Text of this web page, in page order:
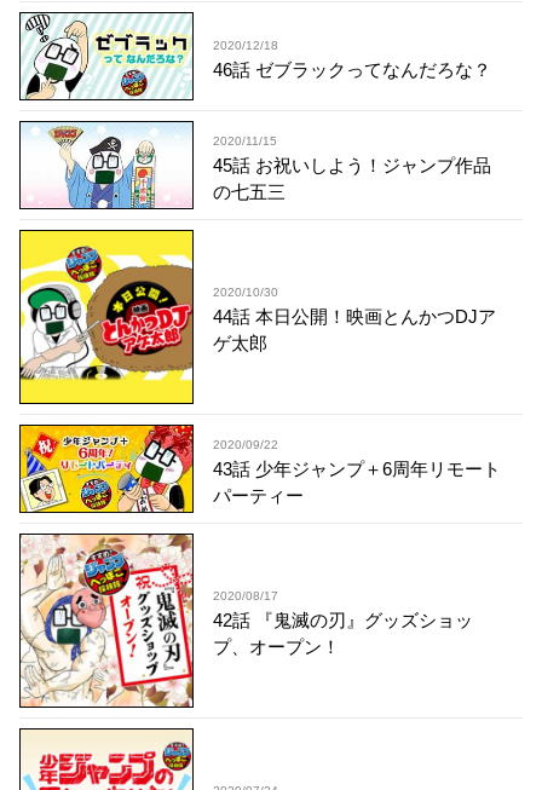
2020/12/18
46話 ゼブラックってなんだろな？
2020/11/15
45話 お祝いしよう！ジャンプ作品
の七五三
2020/10/30
44話 本日公開！映画とんかつDJア
ゲ太郎
2020/09/22
43話 少年ジャンプ＋6周年リモート
パーティー
2020/08/17
42話 『鬼滅の刃』グッズショッ
プ、オープン！